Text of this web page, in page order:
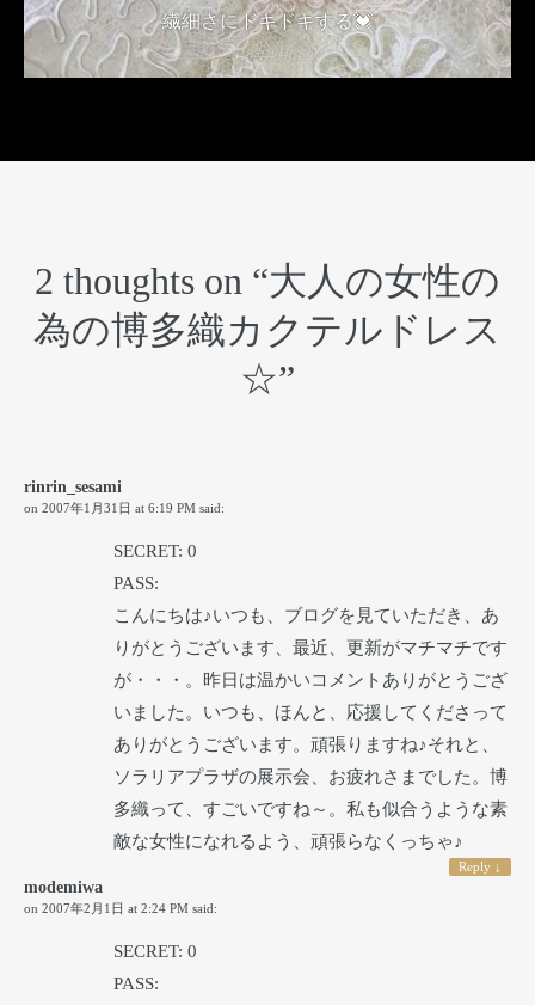
繊細さにドキドキする💓
2018年4月6日
2 thoughts on “大人の女性の
為の博多織カクテルドレス
☆”
rinrin_sesami
on 2007年1月31日 at 6:19 PM said:
SECRET: 0
PASS:
こんにちは♪いつも、ブログを見ていただき、あ
りがとうございます、最近、更新がマチマチです
が・・・。昨日は温かいコメントありがとうござ
いました。いつも、ほんと、応援してくださって
ありがとうございます。頑張りますね♪それと、
ソラリアプラザの展示会、お疲れさまでした。博
多織って、すごいですね～。私も似合うような素
敵な女性になれるよう、頑張らなくっちゃ♪
Reply ↓
modemiwa
on 2007年2月1日 at 2:24 PM said:
SECRET: 0
PASS: